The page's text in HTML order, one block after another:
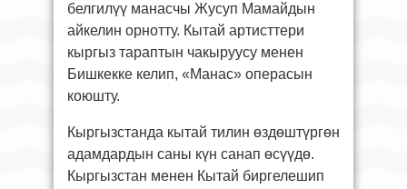
белгилүү манасчы Жусуп Мамайдын
айкелин орнотту. Кытай артисттери
кыргыз тараптын чакыруусу менен
Бишкекке келип, «Манас» операсын
коюшту.
Кыргызстанда кытай тилин өздөштүргөн
адамдардын саны күн санап өсүүдө.
Кыргызстан менен Кытай биргелешип